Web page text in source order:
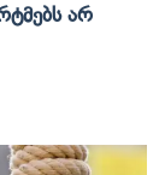
Არ